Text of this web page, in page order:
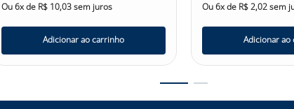
Ou6x de R$ 10,03sem juros
Adicionar ao carrinho
Ou6x de R$2,02sem
Adicionar ao